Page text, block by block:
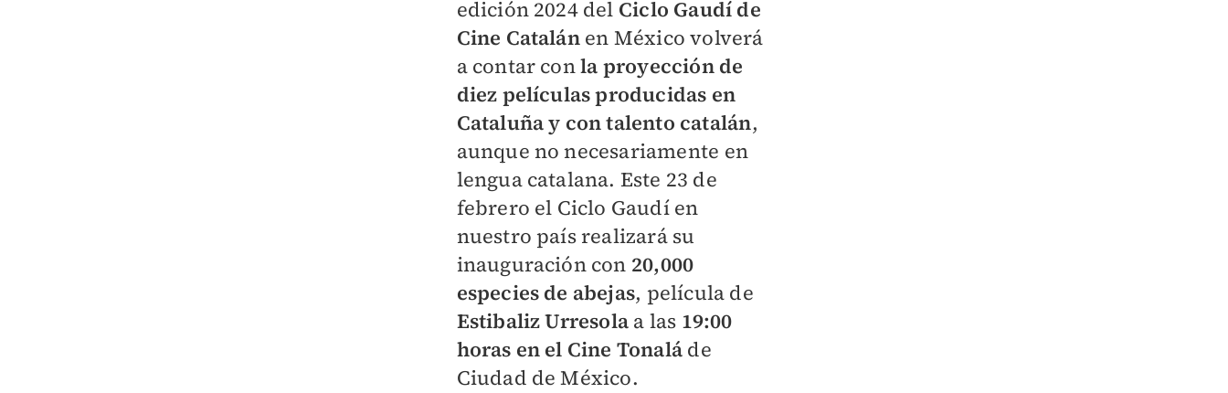
edición 2024 del Ciclo Gaudí de
Cine Catalánen México volverá
a contar conla proyección de
diez películas producidas en
Cataluña y con talento catalán,
aunque no necesariamente en
lengua catalana. Este 23 de
febrero el Ciclo Gaudí en
nuestro país realizará su
inauguración con 20,000
especies de abejas, película de
Estibaliz Urresola a las 19:00
horas en el Cine Tonalá de
Ciudad de México.